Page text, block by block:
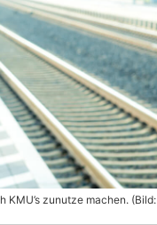
KMU’s zunutze machen. (Bild: